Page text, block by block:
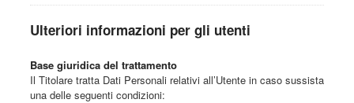
Ulteriori informazioni per gli utenti
Base giuridica del trattamento
Il Titolare tratta Dati Personali relativi all’Utente in caso sussista
una delle seguenti condizioni: